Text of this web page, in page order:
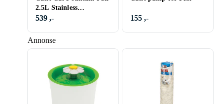
Annonse
2.5L Stainless
(785.0484)
539 ,- 155 ,-